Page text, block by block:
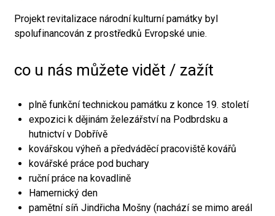
Projekt revitalizace národní kulturní památky byl
spolufinancován z prostředků Evropské unie.
co u nás můžete vidět / zažít
plně funkční technickou památku z konce 19. století
expozici k dějinám železářství na Podbrdsku a
hutnictví v Dobřívě
kovářskou výheň a předváděcí pracoviště kovářů
kovářské práce pod buchary
ruční práce na kovadlině
Hamernický den
pamětní síň Jindřicha Mošny (nachází se mimo areál